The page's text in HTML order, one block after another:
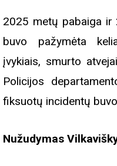
2025 metų pabaiga ir
buvo pažymėta
įvykiais, smurto
Policijos
fiksuotų incidentų
Nužudymas